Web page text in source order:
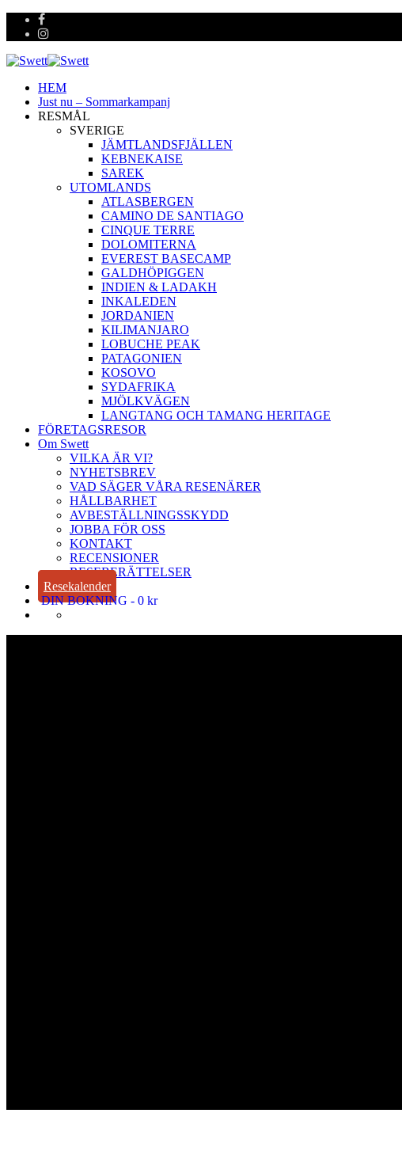
HEM
Just nu – Sommarkampanj
RESMÅL
SVERIGE
JÄMTLANDSFJÄLLEN
KEBNEKAISE
SAREK
UTOMLANDS
ATLASBERGEN
CAMINO DE SANTIAGO
CINQUE TERRE
DOLOMITERNA
EVEREST BASECAMP
GALDHÖPIGGEN
INDIEN & LADAKH
INKALEDEN
JORDANIEN
KILIMANJARO
LOBUCHE PEAK
PATAGONIEN
KOSOVO
SYDAFRIKA
MJÖLKVÄGEN
LANGTANG OCH TAMANG HERITAGE
FÖRETAGSRESOR
Om Swett
VILKA ÄR VI?
NYHETSBREV
VAD SÄGER VÅRA RESENÄRER
HÅLLBARHET
AVBESTÄLLNINGSSKYDD
JOBBA FÖR OSS
KONTAKT
RECENSIONER
RESEBERÄTTELSER
Resekalender
DIN BOKNING
0 kr